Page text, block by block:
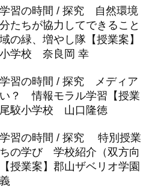
習の時間 / 探究 自然環境
たちが協力してできること
の緑、増やし隊【授業案】
学校 奈良岡 幸
習の時間 / 探究 メディア
？ 情報モラル学習【授業
駮小学校 山口隆徳
習の時間 / 探究 特別授業
の学び 学校紹介（双方向
授業案】郡山ザベリオ学園